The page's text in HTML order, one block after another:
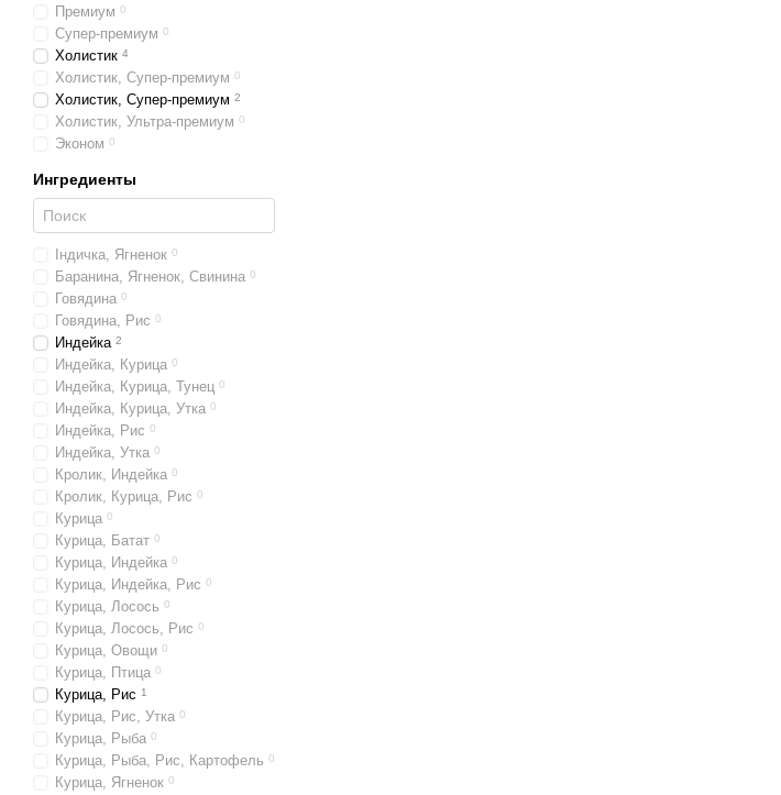
Премиум 0
Супер-премиум 0
Холистик 4
Холистик, Супер-премиум 0
Холистик, Супер-премиум 2
Холистик, Ультра-премиум 0
Эконом 0
Ингредиенты
Індичка, Ягненок 0
Баранина, Ягненок, Свинина 0
Говядина 0
Говядина, Рис 0
Индейка 2
Индейка, Курица 0
Индейка, Курица, Тунец 0
Индейка, Курица, Утка 0
Индейка, Рис 0
Индейка, Утка 0
Кролик, Индейка 0
Кролик, Курица, Рис 0
Курица 0
Курица, Батат 0
Курица, Индейка 0
Курица, Индейка, Рис 0
Курица, Лосось 0
Курица, Лосось, Рис 0
Курица, Овощи 0
Курица, Птица 0
Курица, Рис 1
Курица, Рис, Утка 0
Курица, Рыба 0
Курица, Рыба, Рис, Картофель 0
Курица, Ягненок 0